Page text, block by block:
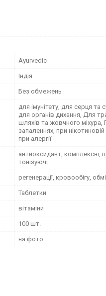
Ayurvedic
Індія
Без обмежень
для імунітету, для серця та
для органів дихання, Для
шляхів та жовчного міхура,
запаленнях, при
при алергії
антиоксидант, комплексні,
тонізуючі
регенерації, кровообігу,
Таблетки
вітаміни
100 шт.
на фото